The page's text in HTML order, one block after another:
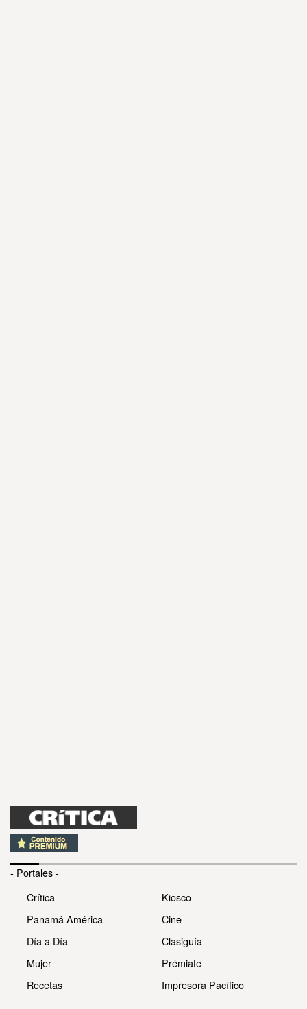
- Portales -
Crítica
Panamá América
Día a Día
Mujer
Recetas
Kiosco
Cine
Clasiguía
Prémiate
Impresora Pacífico